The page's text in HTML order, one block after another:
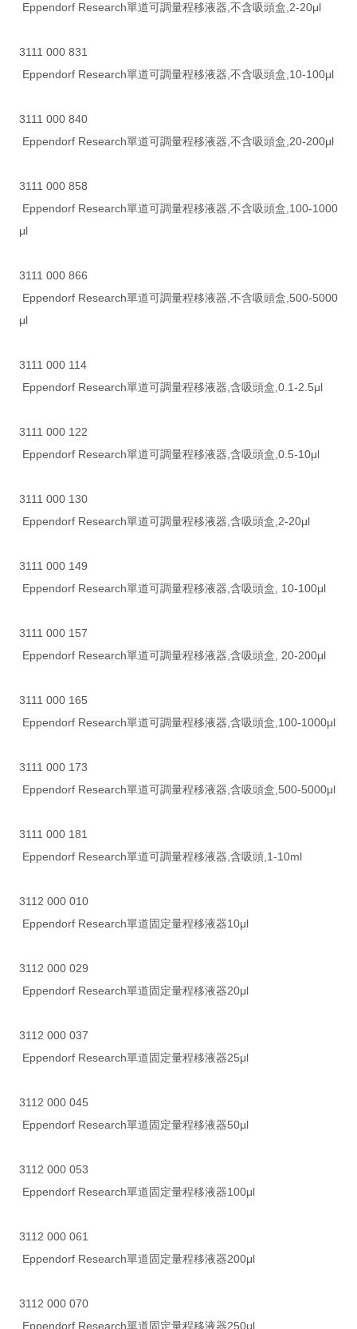
Eppendorf Research單道可調量程移液器,不含吸頭盒,2-20μl
3111 000 831
Eppendorf Research單道可調量程移液器,不含吸頭盒,10-100μl
3111 000 840
Eppendorf Research單道可調量程移液器,不含吸頭盒,20-200μl
3111 000 858
Eppendorf Research單道可調量程移液器,不含吸頭盒,100-1000
μl
3111 000 866
Eppendorf Research單道可調量程移液器,不含吸頭盒,500-5000
μl
3111 000 114
Eppendorf Research單道可調量程移液器,含吸頭盒,0.1-2.5μl
3111 000 122
Eppendorf Research單道可調量程移液器,含吸頭盒,0.5-10μl
3111 000 130
Eppendorf Research單道可調量程移液器,含吸頭盒,2-20μl
3111 000 149
Eppendorf Research單道可調量程移液器,含吸頭盒, 10-100μl
3111 000 157
Eppendorf Research單道可調量程移液器,含吸頭盒, 20-200μl
3111 000 165
Eppendorf Research單道可調量程移液器,含吸頭盒,100-1000μl
3111 000 173
Eppendorf Research單道可調量程移液器,含吸頭盒,500-5000μl
3111 000 181
Eppendorf Research單道可調量程移液器,含吸頭,1-10ml
3112 000 010
Eppendorf Research單道固定量程移液器10μl
3112 000 029
Eppendorf Research單道固定量程移液器20μl
3112 000 037
Eppendorf Research單道固定量程移液器25μl
3112 000 045
Eppendorf Research單道固定量程移液器50μl
3112 000 053
Eppendorf Research單道固定量程移液器100μl
3112 000 061
Eppendorf Research單道固定量程移液器200μl
3112 000 070
Eppendorf Research單道固定量程移液器250μl